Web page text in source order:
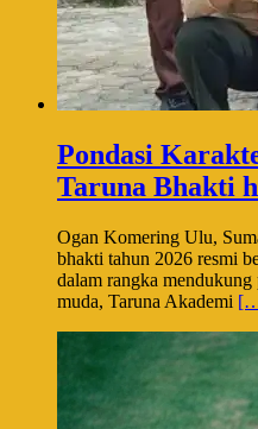
Pondasi
Taruna Bhakti
Ogan Komering Ulu,
bhakti tahun 2026 resmi
dalam rangka mendukung
muda, Taruna Akademi